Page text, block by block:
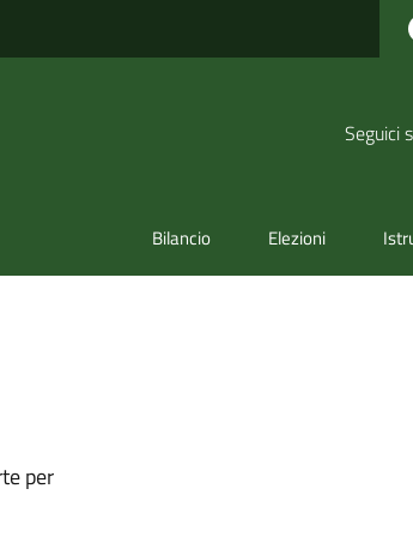
Seguici
Bilancio Elezioni
per